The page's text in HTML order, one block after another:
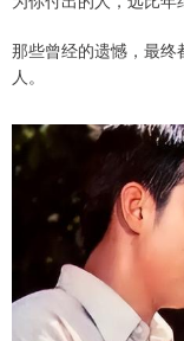
那些曾经的遗憾，最
人。